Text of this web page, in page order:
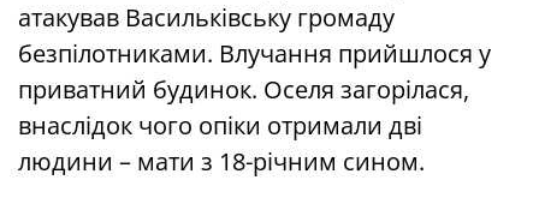
атакував Васильківську громаду
безпілотниками. Влучання прийшлося у
приватний будинок. Оселя загорілася,
внаслідок чого опіки отримали дві
людини – мати з 18-річним сином.